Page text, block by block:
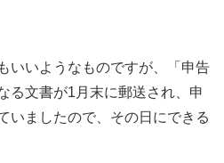
いいようなものですが、「申告
る文書が1月末に郵送され、申
いましたので、その日にできる